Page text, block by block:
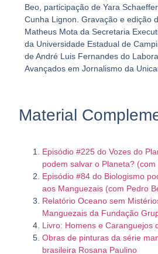
Beo, participação de Yara
Cunha Lignon. Gravação e edição
Matheus Mota da Secretaria
da Universidade Estadual de
de André Luis Fernandes do
Avançados em Jornalismo da
Material
Episódio #225 do Vozes do
podem salvar o Planeta?
Episódio #84 do Biologismo
aos Manguezais (com Pedro
Relatório Oceano sem
Manguezais da Fundação
Livro: Homens e Caranguejos
Obras de pinturas da série
brasileira Rosana Paulino